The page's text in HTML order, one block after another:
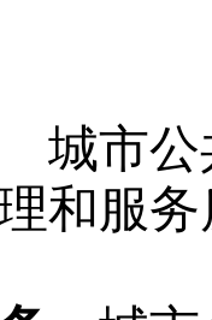
市公
和服